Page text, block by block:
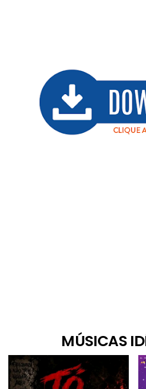
MÚSICAS